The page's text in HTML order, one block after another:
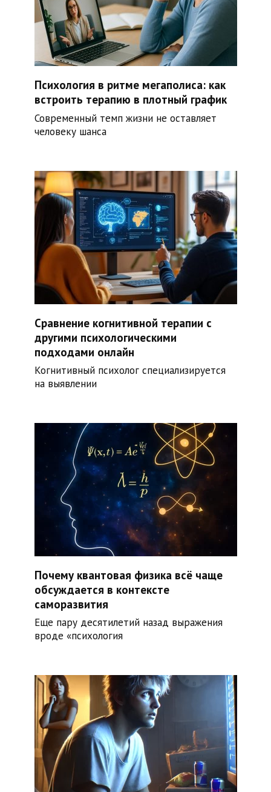
Психология в ритме мегаполиса: как
встроить терапию в плотный график
Современный темп жизни не оставляет
человеку шанса
Сравнение когнитивной терапии с
другими психологическими
подходами онлайн
Когнитивный психолог специализируется
на выявлении
Почему квантовая физика всё чаще
обсуждается в контексте
саморазвития
Еще пару десятилетий назад выражения
вроде «психология